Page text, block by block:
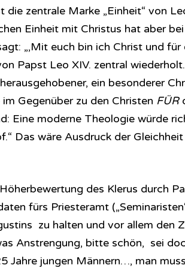
die zentrale Marke „Einheit“ von
Einheit mit Christus hat aber
„‚Mit euch bin ich Christ und für
Papst Leo XIV. zentral
ein besonderer
Gegenüber zu den Christen FÜR
Eine moderne Theologie würde
Das wäre Ausdruck der
des Klerus durch
fürs Priesteramt
zu halten und vor allem den
Anstrengung, bitte schön, sei
Jahre jungen Männern…, man